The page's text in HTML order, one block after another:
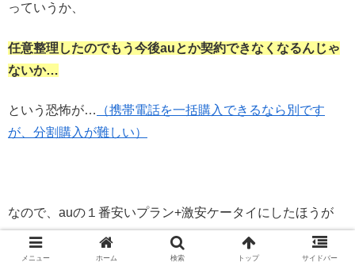
っていうか、
任意整理したのでもう今後auとか契約できなくなるんじゃ
ないか…
という恐怖が…
（携帯電話を一括購入できるなら別です
が、分割購入が難しい）
なので、auの１番安いプラン+激安ケータイにしたほうが
安く済むのかな～…とか思ったり…どうなんでしょう＾
メニュー ホーム 検索 トップ サイドバー